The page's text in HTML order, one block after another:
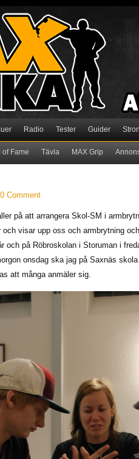
Radio Tester Guider
of Fame Tävla MAX Grip
0 Comment
på att arrangera Skol-SM i
visar upp oss och armbrytning
och på Röbroskolan i Storuman i
onsdag ska jag på Saxnäs
att många anmäler sig.